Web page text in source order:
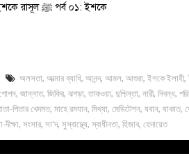
আল্লামা শিবলি রহ.-এর ঘটনাসমূহ ইশকে রাসূল ﷺ পর্ব ০১: ইশকে
অলসতা,আত্মার ব্যাধি,আনন্দ,আমল,আশুরা,ইশকে ইলাহী,
, জান্নাত, জিকির, ঝগড়া, তাকওয়া, দুশ্চিন্তা, নারী, নিবন্ধ,
পিতার খেদমত, মাহে রমযান, মিথ্যা, মেডিটেশন, যবান, যাকাত,
দীক্ষা, সংসার, সা'দ, সুস্বাস্থ্যে, স্বাধীনতা, হিজাব, হেদায়েত